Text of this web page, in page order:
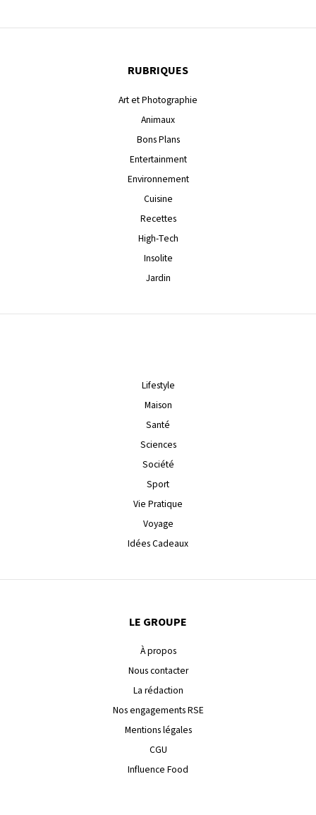
RUBRIQUES
Art et Photographie
Animaux
Bons Plans
Entertainment
Environnement
Cuisine
Recettes
High-Tech
Insolite
Jardin
Lifestyle
Maison
Santé
Sciences
Société
Sport
Vie Pratique
Voyage
Idées Cadeaux
LE GROUPE
À propos
Nous contacter
La rédaction
Nos engagements RSE
Mentions légales
CGU
Influence Food